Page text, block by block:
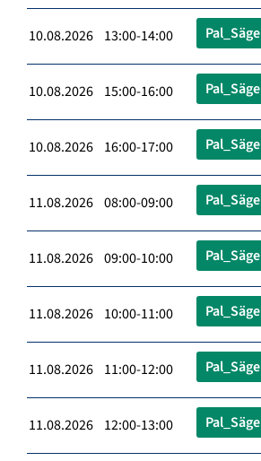
10.08.2026 13:00-14:00 Pal_Säge
10.08.2026 15:00-16:00 Pal_Säge
10.08.2026 16:00-17:00 Pal_Säge
11.08.2026 08:00-09:00 Pal_Säge
11.08.2026 09:00-10:00 Pal_Säge
11.08.2026 10:00-11:00 Pal_Säge
11.08.2026 11:00-12:00 Pal_Säge
11.08.2026 12:00-13:00 Pal_Säge